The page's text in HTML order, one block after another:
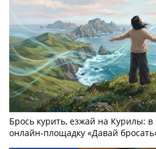
Брось курить, езжай на Курилы: в
онлайн-­площадку «Давай